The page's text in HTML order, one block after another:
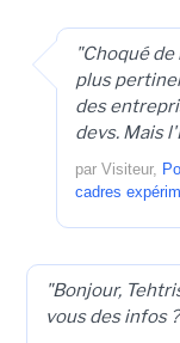
"Choqué
plus
des
devs. Mais
par Visiteur,
cadres
"Bonjour,
vous des infos